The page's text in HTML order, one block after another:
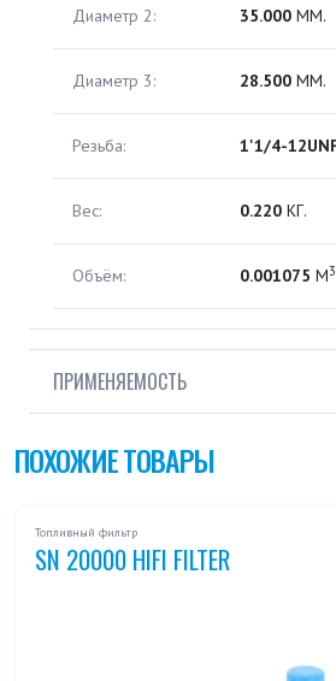
Диаметр 2: 35.000 ММ.
Диаметр 3: 28.500 ММ.
Резьба: 1'1/4-
Вес: 0.220 КГ.
Объём: 0.001075 М3
ПРИМЕНЯЕМОСТЬ
ПОХОЖИЕ ТОВАРЫ
Топливный фильтр
SN 20000 HIFI FILTER